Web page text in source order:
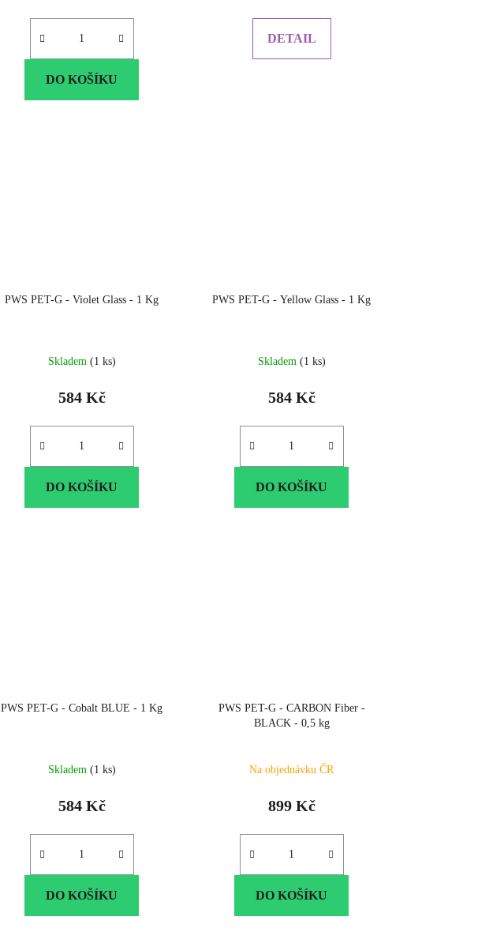
DO KOŠÍKU
DETAIL
PWS PET-G - Violet Glass - 1 Kg
Skladem (1 ks)
584 Kč
DO KOŠÍKU
PWS PET-G - Yellow Glass - 1 Kg
Skladem (1 ks)
584 Kč
DO KOŠÍKU
PWS PET-G - Cobalt BLUE - 1 Kg
Skladem (1 ks)
584 Kč
DO KOŠÍKU
PWS PET-G - CARBON Fiber -
BLACK - 0,5 kg
Na objednávku ČR
899 Kč
DO KOŠÍKU